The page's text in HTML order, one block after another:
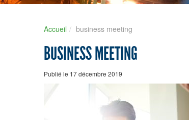
Accueil business meeting
BUSINESS MEETING
Publié le 17 décembre 2019